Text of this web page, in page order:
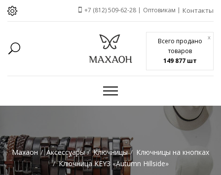
Всего продано
товаров
149 877 шт
x
+7 (812) 509-62-28 Оптовикам Контакты
Махаон Аксессуары Ключницы
Ключницы на кнопках
Ключница KEY3 «Autumn Hillside»